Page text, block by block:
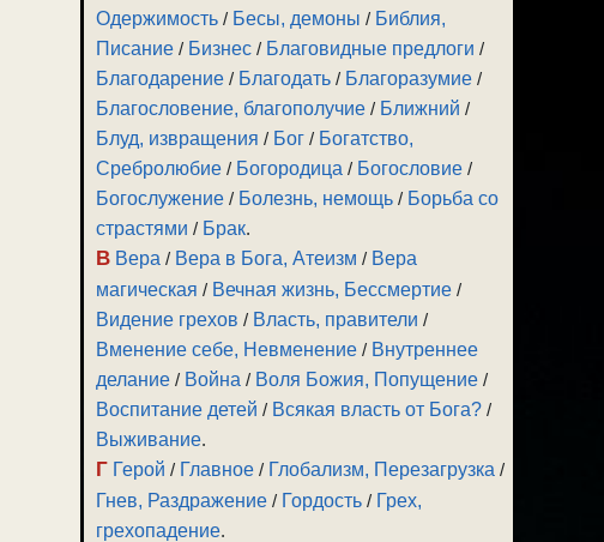
Одержимость / Бесы, демоны / Библия,
Писание / Бизнес / Благовидные предлоги /
Благодарение / Благодать / Благоразумие /
Благословение, благополучие / Ближний /
Блуд, извращения / Бог / Богатство,
Сребролюбие / Богородица / Богословие /
Богослужение / Болезнь, немощь / Борьба со
страстями / Брак.
В Вера / Вера в Бога, Атеизм / Вера
магическая / Вечная жизнь, Бессмертие /
Видение грехов / Власть, правители /
Вменение себе, Невменение / Внутреннее
делание / Война / Воля Божия, Попущение /
Воспитание детей / Всякая власть от Бога? /
Выживание.
Г Герой / Главное / Глобализм, Перезагрузка /
Гнев, Раздражение / Гордость / Грех,
грехопадение.